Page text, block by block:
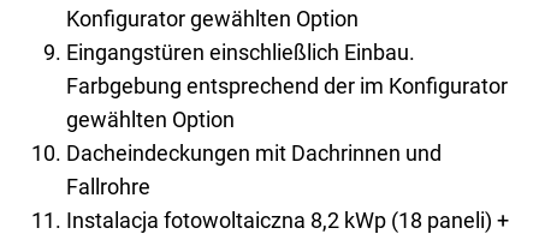
Konfigurator gewählten Option
Eingangstüren einschließlich Einbau.
Farbgebung entsprechend der im Konfigurator
gewählten Option
Dacheindeckungen mit Dachrinnen und
Fallrohre
Instalacja fotowoltaiczna 8,2 kWp (18 paneli) +